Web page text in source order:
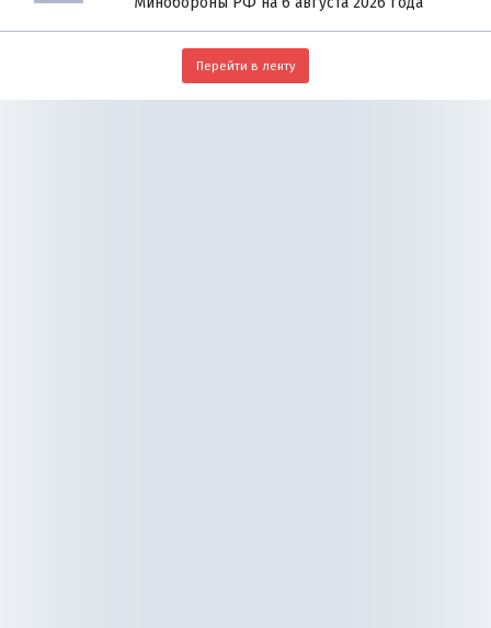
Перейти в ленту